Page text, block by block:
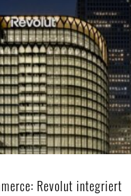
Revolut integriert